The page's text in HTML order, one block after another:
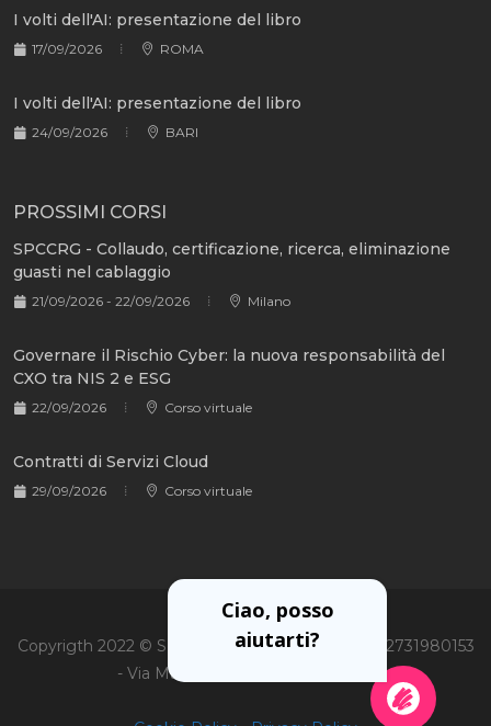
I volti dell'AI: presentazione del libro
17/09/2026 ROMA
I volti dell'AI: presentazione del libro
24/09/2026 BARI
PROSSIMI CORSI
SPCCRG - Collaudo, certificazione, ricerca, eliminazione
guasti nel cablaggio
21/09/2026 - 22/09/2026 Milano
Governare il Rischio Cyber: la nuova responsabilità del
CXO tra NIS 2 e ESG
22/09/2026 Corso virtuale
Contratti di Servizi Cloud
29/09/2026 Corso virtuale
Copyrigth 2022 © Soiel International Srl - P.Iva 02731980153
- Via Martiri Oscuri 3, 20125 Milano
Ciao, posso
aiutarti?